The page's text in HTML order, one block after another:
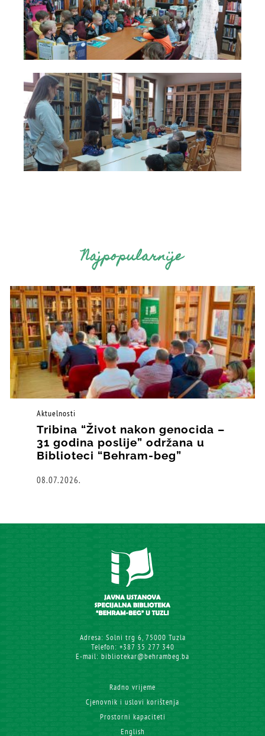
Najpopularnije
Aktuelnosti
Tribina “Život nakon genocida –
31 godina poslije” održana u
Biblioteci “Behram-beg”
08.07.2026.
Adresa: Solni trg 6, 75000 Tuzla
Telefon: +387 35 277 340
E-mail: bibliotekar@behrambeg.ba
Radno vrijeme
Cjenovnik i uslovi korištenja
Prostorni kapaciteti
English